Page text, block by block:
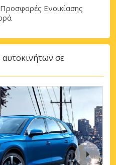
Ενοικίασης
αυτοκινήτων σε